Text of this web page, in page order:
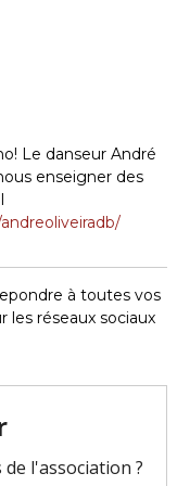
Le danseur André
enseigner des
à toutes vos
les réseaux sociaux